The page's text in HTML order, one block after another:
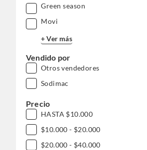
Green season
Movi
+ Ver más
Vendido por
Otros vendedores
Sodimac
Precio
HASTA $10.000
$10.000 - $20.000
$20.000 - $40.000